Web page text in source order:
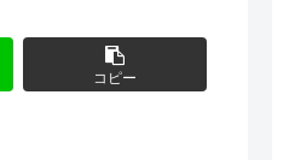
コピー